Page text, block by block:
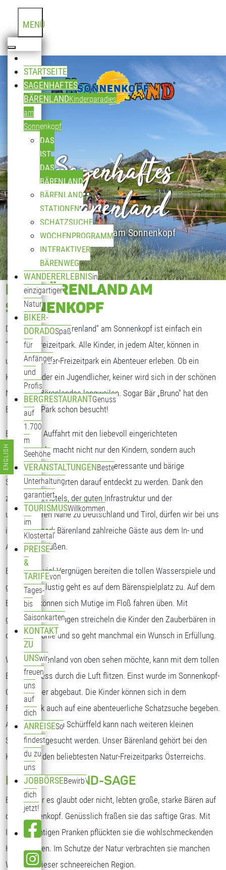
MENÜ
STARTSEITE
SAGENHAFTES
BÄRENLANDKinderparadies
am
Sonnenkopf
DAS
IST
DAS
BÄRENLAND
BÄRENLAND
STATIONEN
SCHATZSUCHE
WOCHENPROGRAMM
INTERAKTIVER
BÄRENWEG
WANDERERLEBNISin
einzigartiger
Natur
BIKER-
DORADOSpaß
für
Anfänger
und
Profis
BERGRESTAURANTGenuss
auf
1.700
m
Seehöhe
VERANSTALTUNGENBeste
Unterhaltung
garantiert
TOURISMUSWillkommen
im
Klostertal
PREISE
&
TARIFEvon
Tages-
bis
Saisonkarten
KONTAKT
ZU
UNSwir
freuen
uns
auf
dich
ANREISESo
findest
du zu
uns
JOBBÖRSEBewirb'
dich
jetzt!
Sagenhaftes
Bärenland
Kinderparadies am Sonnenkopf
DAS BÄRENLAND AM
SONNENKOPF
Das "Sagenhafte Bärenland" am Sonnenkopf ist einfach ein
"bäriger" Freizeitpark. Alle Kinder, in jedem Alter, können in
unserem Kinder-Freizeitpark ein Abenteuer erleben. Ob ein
Kleinkind oder ein Jugendlicher, keiner wird sich in der schönen
Natur des Bärenlandes langweilen. Sogar Bär „Bruno" hat den
Bärenland Park schon besucht!
Bereits die Auffahrt mit den liebevoll eingerichteten
Bärengondeln macht nicht nur den Kindern, sondern auch
Erwachsenen viel Spaß. Viele interessante und bärige
Spielstationen warten darauf entdeckt zu werden. Dank den
zahlreichen Hotels, der guten Infrastruktur und der
unmittelbaren Nähe zu Deutschland und Tirol, dürfen wir bei uns
im Freizeitpark Bärenland zahlreiche Gäste aus dem In- und
Ausland begrüßen.
Besonders viel Vergnügen bereiten die tollen Wasserspiele und
ganz schön lustig geht es auf dem Bärenspielplatz zu. Auf dem
Bärensee können sich Mutige im Floß fahren üben. Mit
geschlossenen Augen streicheln die Kinder den Zauberbären in
der Bärenhöhle und so geht manchmal ein Wunsch in Erfüllung.
Wer das Bärenland von oben sehen möchte, kann mit dem tollen
Bären-Express durch die Luft flitzen. Einst wurde im Sonnenkopf-
Gebiet Silber abgebaut. Die Kinder können sich in dem
Freizeitpark auch auf eine abenteuerliche Schatzsuche begeben.
Auf einem großen Schürffeld kann nach weiteren kleinen
Silberbären gesucht werden. Unser Bärenland gehört bei den
Kindern zu den beliebtesten Natur-Freizeitparks Österreichs.
DIE BÄRENLAND-SAGE
Einst, ob Ihr es glaubt oder nicht, lebten große, starke Bären auf
dem Sonnenkopf. Genüsslich fraßen sie das saftige Gras. Mit
Ihren mächtigen Pranken pflückten sie die wohlschmeckenden
Heidelbeeren. Im Schutze der Natur verbrachten sie manchen
Winter in dieser schneereichen Region.
Sprache auswählen
ENGLISH